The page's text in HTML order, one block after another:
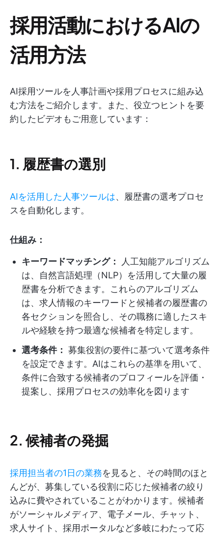
採用活動におけるAIの
活用方法
AI採用ツールを人事計画や採用プロセスに組み込
む方法をご紹介します。また、役立つヒントを要
約したビデオもご用意しています：
1. 履歴書の選別
AIを活用した人事ツールは、履歴書の選考プロセ
スを自動化します。
仕組み：
キーワードマッチング：
人工知能アルゴリズム
は、自然言語処理（NLP）を活用して大量の履
歴書を分析できます。これらのアルゴリズム
は、求人情報のキーワードと候補者の履歴書の
各セクションを照合し、その職務に適したスキ
ルや経験を持つ最適な候補者を特定します。
選考条件： 募集役割の要件に基づいて選考条件
を設定できます。AIはこれらの基準を用いて、
条件に合致する候補者のプロフィールを評価・
提案し、採用プロセスの効率化を図ります
2. 候補者の発掘
採用担当者の1日の業務を見ると、その時間のほと
んどが、募集している役割に応じた候補者の絞り
込みに費やされていることがわかります。候補者
がソーシャルメディア、電子メール、チャット、
求人サイト、採用ポータルなど多岐にわたって応